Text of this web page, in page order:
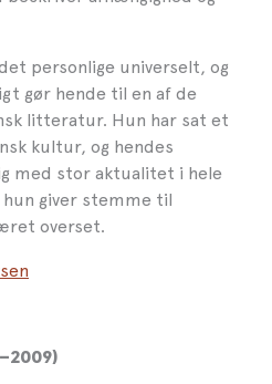
personlige universelt, og
gør hende til en af de
litteratur. Hun har sat et
kultur, og hendes
med stor aktualitet i hele
giver stemme til
overset.